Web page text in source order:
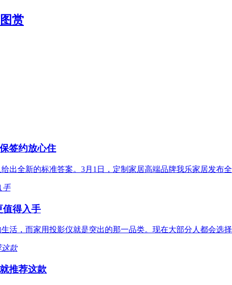
赏
签约放心住
出全新的标准答案。3月1日，定制家居高端品牌我乐家居发布
值得入手
活，而家用投影仪就是突出的那一品类。现在大部分人都会选
推荐这款